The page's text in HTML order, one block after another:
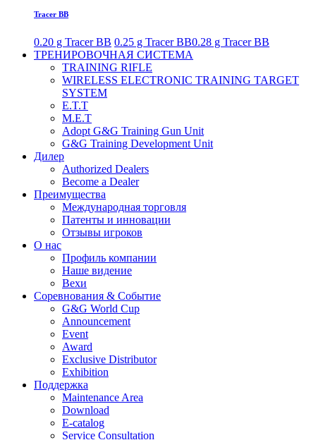
Tracer BB
0.20 g Tracer BB 0.25 g Tracer BB0.28 g Tracer BB
ТРЕНИРОВОЧНАЯ СИСТЕМА
TRAINING RIFLE
WIRELESS ELECTRONIC TRAINING TARGET
SYSTEM
E.T.T
M.E.T
Adopt G&G Training Gun Unit
G&G Training Development Unit
Дилер
Authorized Dealers
Become a Dealer
Преимущества
Международная торговля
Патенты и инновации
Отзывы игроков
О нас
Профиль компании
Наше видение
Вехи
Соревнования & Событие
G&G World Cup
Announcement
Event
Award
Exclusive Distributor
Exhibition
Поддержка
Maintenance Area
Download
E-catalog
Service Consultation